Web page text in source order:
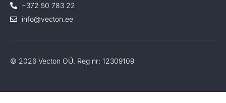
+372 50 783 22
info@vecton.ee
© 2026 Vecton OÜ. Reg nr: 12309109